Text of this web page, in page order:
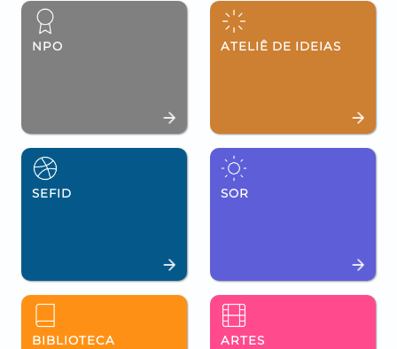
NPO ATELIÊ DE IDEIAS
SEFID SOR
BIBLIOTECA ARTES